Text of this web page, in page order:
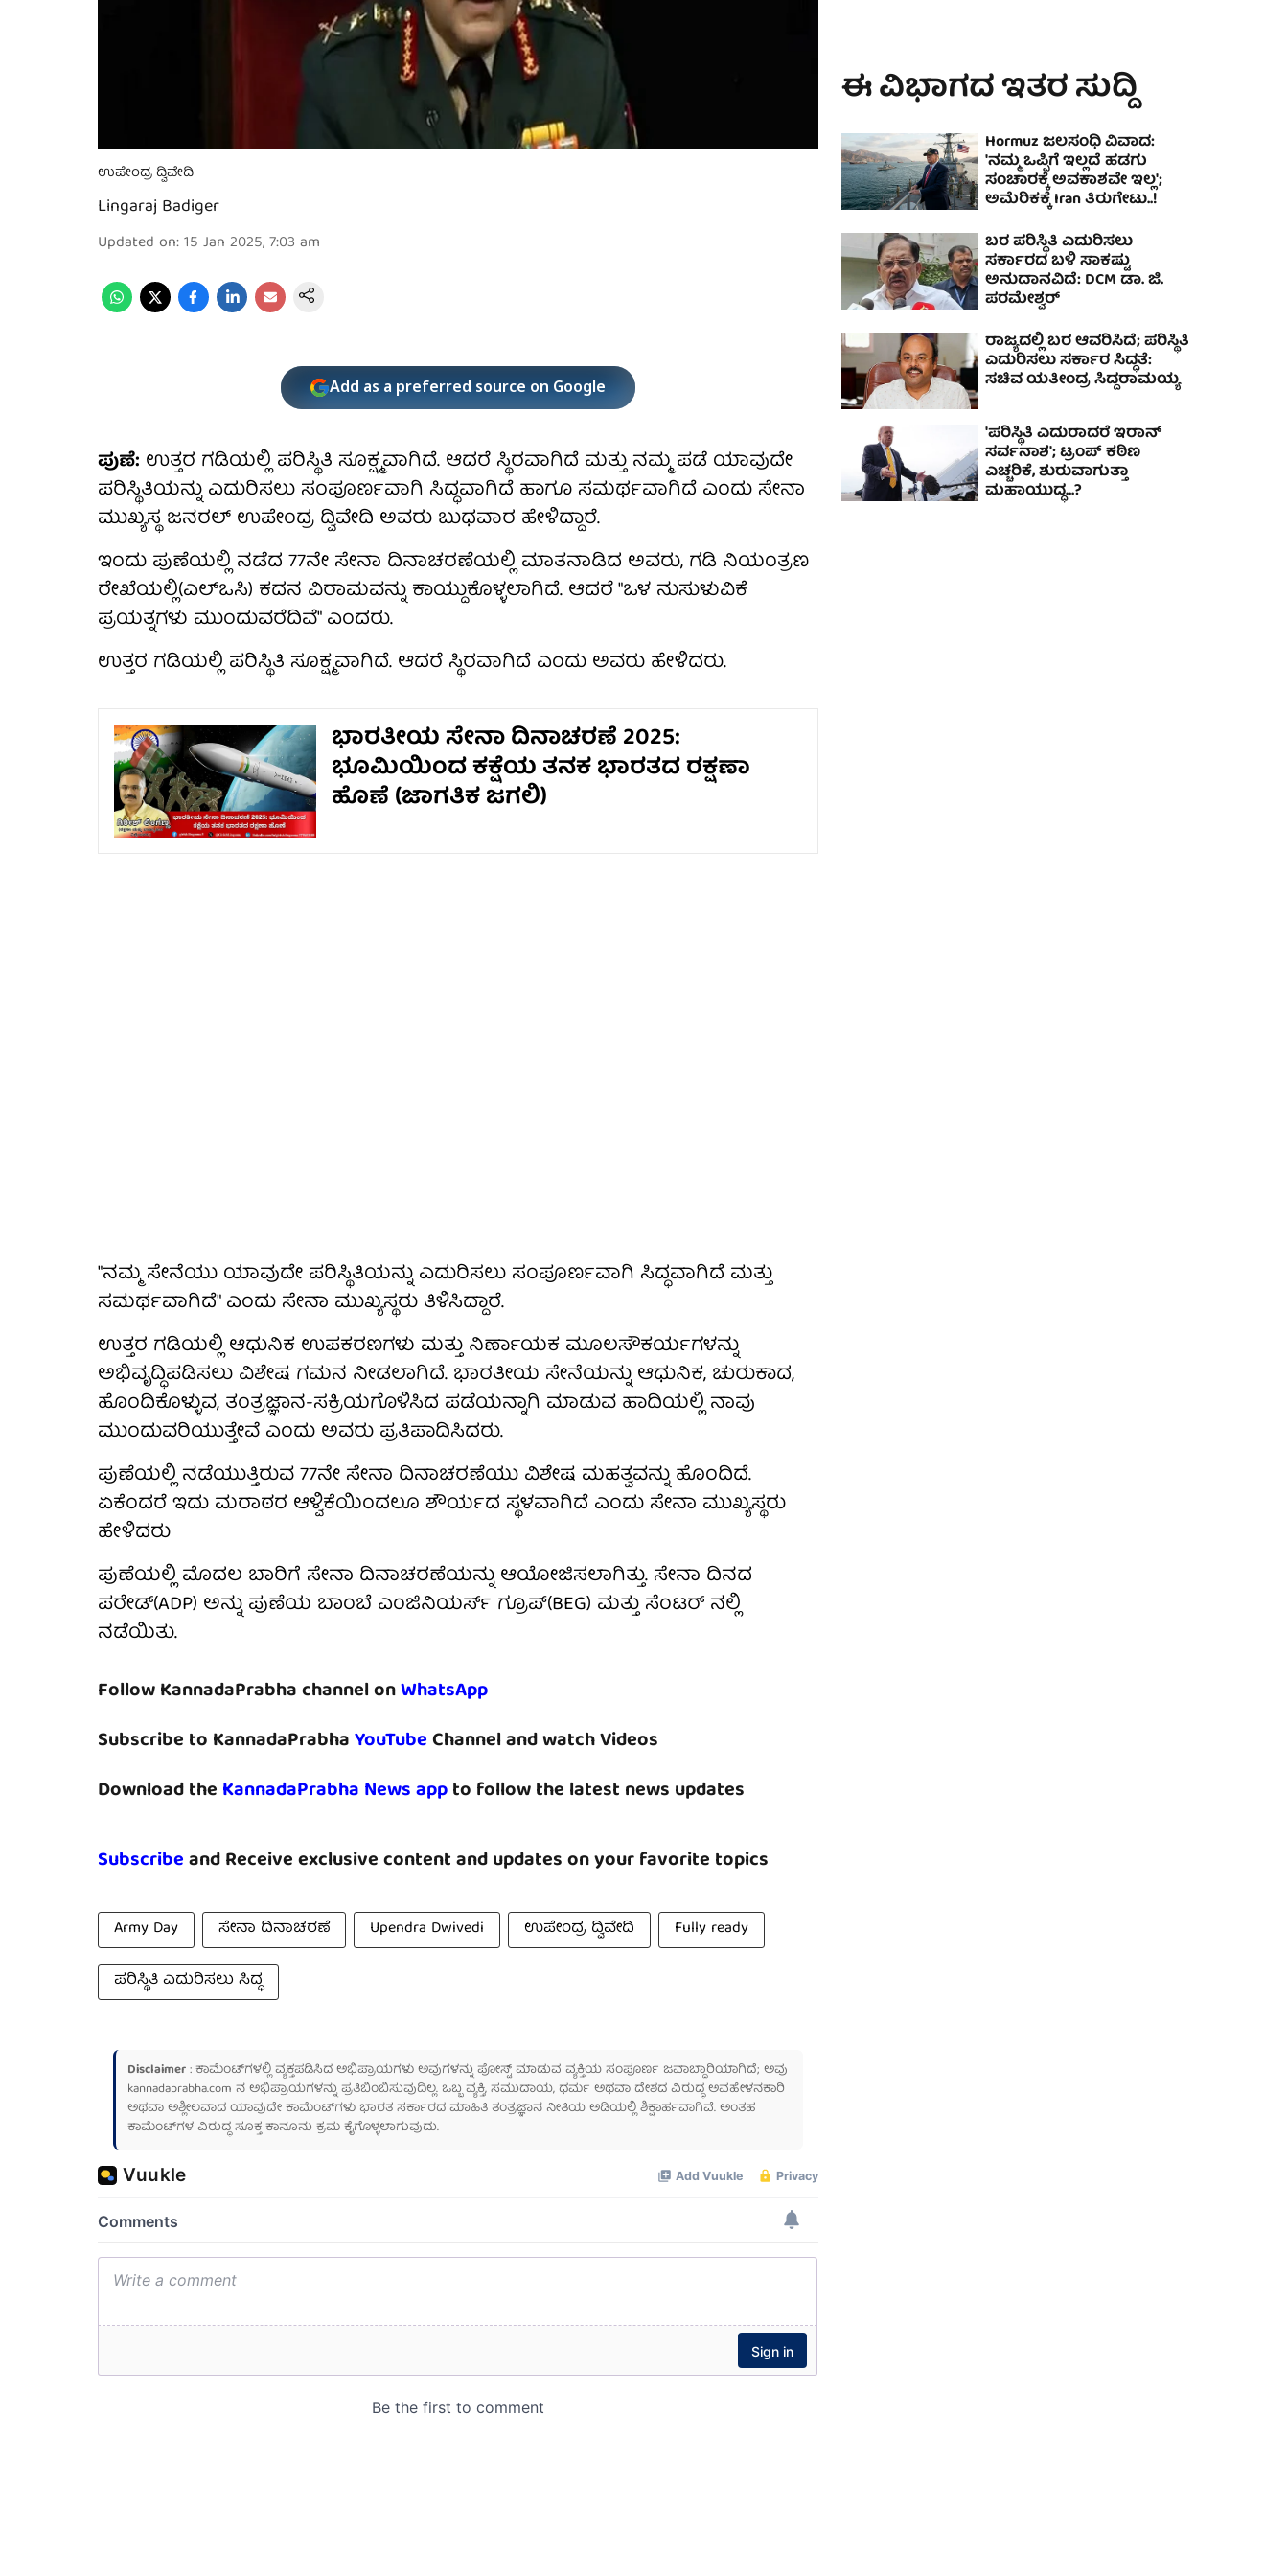
ಉಪೇಂದ್ರ ದ್ವಿವೇದಿ
Lingaraj Badiger
Updated on:15 Jan 2025, 7:03 am
Add as a preferred source on Google
ಪುಣೆ: ಉತ್ತರ ಗಡಿಯಲ್ಲಿ ಪರಿಸ್ಥಿತಿ ಸೂಕ್ಷ್ಮವಾಗಿದೆ. ಆದರೆ ಸ್ಥಿರವಾಗಿದೆ ಮತ್ತು ನಮ್ಮ ಪಡೆ ಯಾವುದೇ
ಪರಿಸ್ಥಿತಿಯನ್ನು ಎದುರಿಸಲು ಸಂಪೂರ್ಣವಾಗಿ ಸಿದ್ಧವಾಗಿದೆ ಹಾಗೂ ಸಮರ್ಥವಾಗಿದೆ ಎಂದು ಸೇನಾ
ಮುಖ್ಯಸ್ಥ ಜನರಲ್ ಉಪೇಂದ್ರ ದ್ವಿವೇದಿ ಅವರು ಬುಧವಾರ ಹೇಳಿದ್ದಾರೆ.
ಇಂದು ಪುಣೆಯಲ್ಲಿ ನಡೆದ 77ನೇ ಸೇನಾ ದಿನಾಚರಣೆಯಲ್ಲಿ ಮಾತನಾಡಿದ ಅವರು, ಗಡಿ ನಿಯಂತ್ರಣ
ರೇಖೆಯಲ್ಲಿ(ಎಲ್‌ಒಸಿ) ಕದನ ವಿರಾಮವನ್ನು ಕಾಯ್ದುಕೊಳ್ಳಲಾಗಿದೆ. ಆದರೆ "ಒಳ ನುಸುಳುವಿಕೆ
ಪ್ರಯತ್ನಗಳು ಮುಂದುವರೆದಿವೆ" ಎಂದರು.
ಉತ್ತರ ಗಡಿಯಲ್ಲಿ ಪರಿಸ್ಥಿತಿ ಸೂಕ್ಷ್ಮವಾಗಿದೆ. ಆದರೆ ಸ್ಥಿರವಾಗಿದೆ ಎಂದು ಅವರು ಹೇಳಿದರು.
ಭಾರತೀಯ ಸೇನಾ ದಿನಾಚರಣೆ 2025:
ಭೂಮಿಯಿಂದ ಕಕ್ಷೆಯ ತನಕ ಭಾರತದ ರಕ್ಷಣಾ
ಹೊಣೆ (ಜಾಗತಿಕ ಜಗಲಿ)
"ನಮ್ಮ ಸೇನೆಯು ಯಾವುದೇ ಪರಿಸ್ಥಿತಿಯನ್ನು ಎದುರಿಸಲು ಸಂಪೂರ್ಣವಾಗಿ ಸಿದ್ಧವಾಗಿದೆ ಮತ್ತು
ಸಮರ್ಥವಾಗಿದೆ" ಎಂದು ಸೇನಾ ಮುಖ್ಯಸ್ಥರು ತಿಳಿಸಿದ್ದಾರೆ.
ಉತ್ತರ ಗಡಿಯಲ್ಲಿ ಆಧುನಿಕ ಉಪಕರಣಗಳು ಮತ್ತು ನಿರ್ಣಾಯಕ ಮೂಲಸೌಕರ್ಯಗಳನ್ನು
ಅಭಿವೃದ್ಧಿಪಡಿಸಲು ವಿಶೇಷ ಗಮನ ನೀಡಲಾಗಿದೆ. ಭಾರತೀಯ ಸೇನೆಯನ್ನು ಆಧುನಿಕ, ಚುರುಕಾದ,
ಹೊಂದಿಕೊಳ್ಳುವ, ತಂತ್ರಜ್ಞಾನ-ಸಕ್ರಿಯಗೊಳಿಸಿದ ಪಡೆಯನ್ನಾಗಿ ಮಾಡುವ ಹಾದಿಯಲ್ಲಿ ನಾವು
ಮುಂದುವರಿಯುತ್ತೇವೆ ಎಂದು ಅವರು ಪ್ರತಿಪಾದಿಸಿದರು.
ಪುಣೆಯಲ್ಲಿ ನಡೆಯುತ್ತಿರುವ 77ನೇ ಸೇನಾ ದಿನಾಚರಣೆಯು ವಿಶೇಷ ಮಹತ್ವವನ್ನು ಹೊಂದಿದೆ.
ಏಕೆಂದರೆ ಇದು ಮರಾಠರ ಆಳ್ವಿಕೆಯಿಂದಲೂ ಶೌರ್ಯದ ಸ್ಥಳವಾಗಿದೆ ಎಂದು ಸೇನಾ ಮುಖ್ಯಸ್ಥರು
ಹೇಳಿದರು
ಪುಣೆಯಲ್ಲಿ ಮೊದಲ ಬಾರಿಗೆ ಸೇನಾ ದಿನಾಚರಣೆಯನ್ನು ಆಯೋಜಿಸಲಾಗಿತ್ತು. ಸೇನಾ ದಿನದ
ಪರೇಡ್(ADP) ಅನ್ನು ಪುಣೆಯ ಬಾಂಬೆ ಎಂಜಿನಿಯರ್ಸ್ ಗ್ರೂಪ್(BEG) ಮತ್ತು ಸೆಂಟರ್ ನಲ್ಲಿ
ನಡೆಯಿತು.
Follow KannadaPrabha channel onWhatsApp
Subscribe to KannadaPrabhaYouTubeChannel and watch Videos
Download the KannadaPrabha News appto follow the latest news updates
Subscribeand Receive exclusive content and updates on your favorite topics
Army Day ಸೇನಾ ದಿನಾಚರಣೆ Upendra Dwivedi ಉಪೇಂದ್ರ ದ್ವಿವೇದಿ
Fully ready
ಪರಿಸ್ಥಿತಿ ಎದುರಿಸಲು ಸಿದ್ಧ
Disclaimer: ಕಾಮೆಂಟ್‌ಗಳಲ್ಲಿ ವ್ಯಕ್ತಪಡಿಸಿದ ಅಭಿಪ್ರಾಯಗಳು ಅವುಗಳನ್ನು ಪೋಸ್ಟ್ ಮಾಡುವ ವ್ಯಕ್ತಿಯ ಸಂಪೂರ್ಣ ಜವಾಬ್ದಾರಿಯಾಗಿದೆ; ಅವು
kannadaprabha.com ನ ಅಭಿಪ್ರಾಯಗಳನ್ನು ಪ್ರತಿಬಿಂಬಿಸುವುದಿಲ್ಲ. ಒಬ್ಬ ವ್ಯಕ್ತಿ, ಸಮುದಾಯ, ಧರ್ಮ ಅಥವಾ ದೇಶದ ವಿರುದ್ಧ ಅವಹೇಳನಕಾರಿ
ಅಥವಾ ಅಶ್ಲೀಲವಾದ ಯಾವುದೇ ಕಾಮೆಂಟ್‌ಗಳು ಭಾರತ ಸರ್ಕಾರದ ಮಾಹಿತಿ ತಂತ್ರಜ್ಞಾನ ನೀತಿಯ ಅಡಿಯಲ್ಲಿ ಶಿಕ್ಷಾರ್ಹವಾಗಿವೆ. ಅಂತಹ
ಕಾಮೆಂಟ್‌ಗಳ ವಿರುದ್ಧ ಸೂಕ್ತ ಕಾನೂನು ಕ್ರಮ ಕೈಗೊಳ್ಳಲಾಗುವುದು.
ಈ ವಿಭಾಗದ ಇತರ ಸುದ್ದಿ
Hormuz ಜಲಸಂಧಿ ವಿವಾದ:
'ನಮ್ಮ ಒಪ್ಪಿಗೆ ಇಲ್ಲದೆ ಹಡಗು
ಸಂಚಾರಕ್ಕೆ ಅವಕಾಶವೇ ಇಲ್ಲ';
ಅಮೆರಿಕಕ್ಕೆ Iran ತಿರುಗೇಟು..!
ಬರ ಪರಿಸ್ಥಿತಿ ಎದುರಿಸಲು
ಸರ್ಕಾರದ ಬಳಿ ಸಾಕಷ್ಟು
ಅನುದಾನವಿದೆ: DCM ಡಾ. ಜಿ.
ಪರಮೇಶ್ವರ್
ರಾಜ್ಯದಲ್ಲಿ ಬರ ಆವರಿಸಿದೆ; ಪರಿಸ್ಥಿತಿ
ಎದುರಿಸಲು ಸರ್ಕಾರ ಸಿದ್ಧತೆ:
ಸಚಿವ ಯತೀಂದ್ರ ಸಿದ್ದರಾಮಯ್ಯ
'ಪರಿಸ್ಥಿತಿ ಎದುರಾದರೆ ಇರಾನ್
ಸರ್ವನಾಶ'; ಟ್ರಂಪ್ ಕಠಿಣ
ಎಚ್ಚರಿಕೆ, ಶುರುವಾಗುತ್ತಾ
ಮಹಾಯುದ್ಧ...?